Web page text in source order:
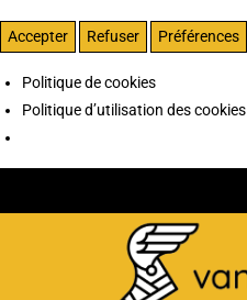
Accepter Refuser Préférences
Politique de cookies
Politique d’utilisation des cookies